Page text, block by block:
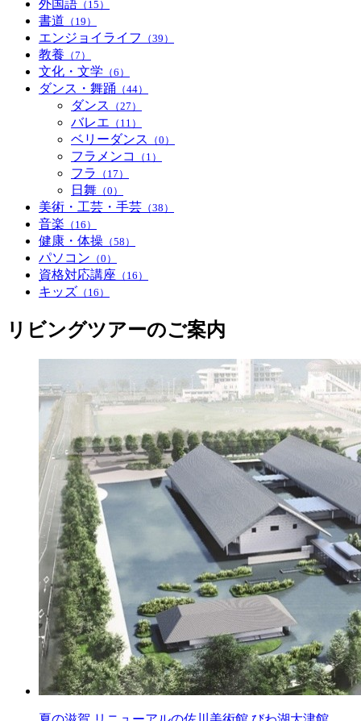
外国語 （15）
書道 （19）
エンジョイライフ （39）
教養 （7）
文化・文学 （6）
ダンス・舞踊 （44）
ダンス （27）
バレエ （11）
ベリーダンス （0）
フラメンコ （1）
フラ （17）
日舞 （0）
美術・工芸・手芸 （38）
音楽 （16）
健康・体操 （58）
パソコン （0）
資格対応講座 （16）
キッズ （16）
リビングツアーのご案内